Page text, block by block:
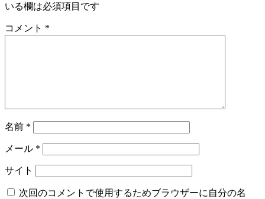
いる欄は必須項目です
コメント *
名前 *
メール *
サイト
次回のコメントで使用するためブラウザーに自分の名